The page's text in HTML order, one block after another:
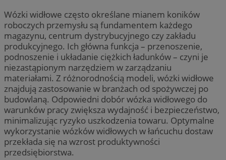
Wózki widłowe często określane mianem koników
roboczych przemysłu są fundamentem każdego
magazynu, centrum dystrybucyjnego czy zakładu
produkcyjnego. Ich główna funkcja – przenoszenie,
podnoszenie i układanie ciężkich ładunków – czyni je
niezastąpionym narzędziem w zarządzaniu
materiałami. Z różnorodnością modeli, wózki widłowe
znajdują zastosowanie w branżach od spożywczej po
budowlaną. Odpowiedni dobór wózka widłowego do
warunków pracy zwiększa wydajność i bezpieczeństwo,
minimalizując ryzyko uszkodzenia towaru. Optymalne
wykorzystanie wózków widłowych w łańcuchu dostaw
przekłada się na wzrost produktywności
przedsiębiorstwa.